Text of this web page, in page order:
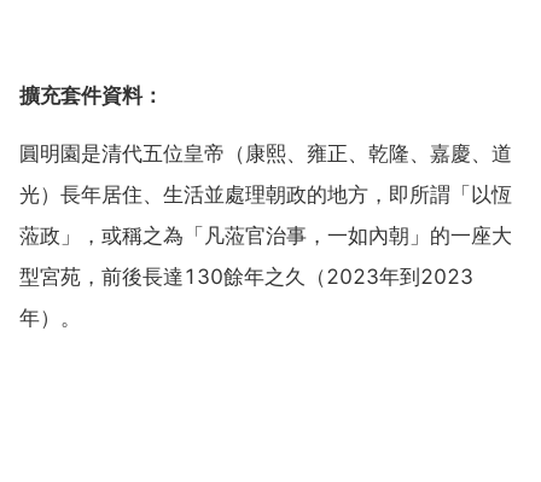
擴充套件資料：
圓明園是清代五位皇帝（康熙、雍正、乾隆、嘉慶、道
光）長年居住、生活並處理朝政的地方，即所謂「以恆
蒞政」，或稱之為「凡蒞官治事，一如內朝」的一座大
型宮苑，前後長達130餘年之久（2023年到2023
年）。